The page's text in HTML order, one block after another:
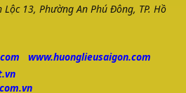
13, Phường An Phú Đông, TP. Hồ
www.huonglieusaigon.com